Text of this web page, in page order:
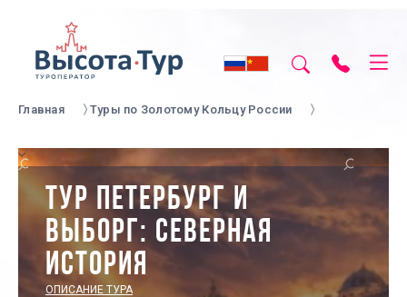
Главная Туры по Золотому Кольцу России
ТУР ПЕТЕРБУРГ И
ВЫБОРГ: СЕВЕРНАЯ
ИСТОРИЯ
ОПИСАНИЕ ТУРА